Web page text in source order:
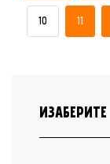
10 11
ИЗАБЕРИТЕ